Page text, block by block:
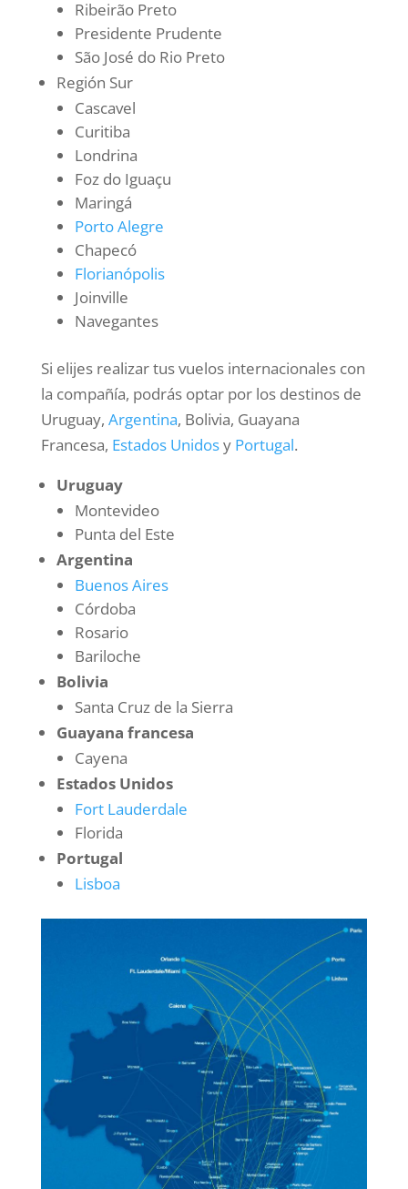
Ribeirão Preto
Presidente Prudente
São José do Rio Preto
Región Sur
Cascavel
Curitiba
Londrina
Foz do Iguaçu
Maringá
Porto Alegre
Chapecó
Florianópolis
Joinville
Navegantes
Si elijes realizar tus vuelos internacionales con
la compañía, podrás optar por los destinos de
Uruguay, Argentina, Bolivia, Guayana
Francesa, Estados Unidosy Portugal.
Uruguay
Montevideo
Punta del Este
Argentina
Buenos Aires
Córdoba
Rosario
Bariloche
Bolivia
Santa Cruz de la Sierra
Guayana francesa
Cayena
Estados Unidos
Fort Lauderdale
Florida
Portugal
Lisboa